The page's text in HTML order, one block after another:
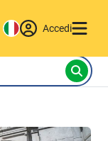
Accedi